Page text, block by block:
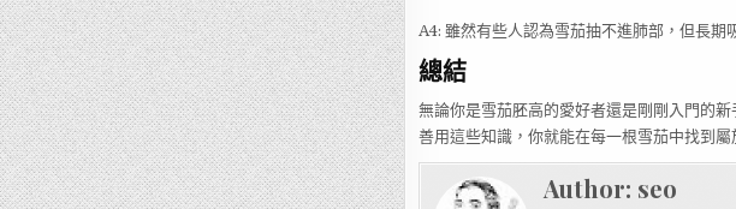
A4: 雖然有些人認為雪茄抽不進肺部，但長期
總結
無論你是雪茄胚高的愛好者還是剛剛入門的
善用這些知識，你就能在每一根雪茄中找到
Author: seo